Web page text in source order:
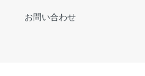
お問い合わせ